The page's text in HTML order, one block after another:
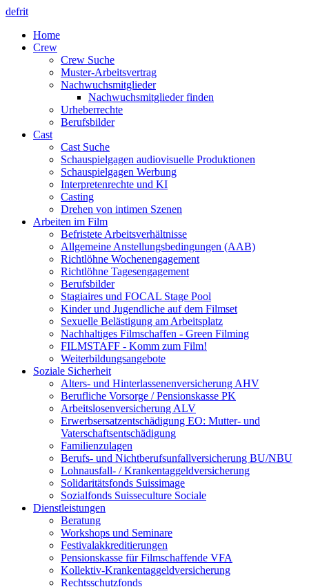
defrit
Home
Crew
Crew Suche
Muster-Arbeitsvertrag
Nachwuchsmitglieder
Nachwuchsmitglieder finden
Urheberrechte
Berufsbilder
Cast
Cast Suche
Schauspielgagen audiovisuelle Produktionen
Schauspielgagen Werbung
Interpretenrechte und KI
Casting
Drehen von intimen Szenen
Arbeiten im Film
Befristete Arbeitsverhältnisse
Allgemeine Anstellungsbedingungen (AAB)
Richtlöhne Wochenengagement
Richtlöhne Tagesengagement
Berufsbilder
Stagiaires und FOCAL Stage Pool
Kinder und Jugendliche auf dem Filmset
Sexuelle Belästigung am Arbeitsplatz
Nachhaltiges Filmschaffen - Green Filming
FILMSTAFF - Komm zum Film!
Weiterbildungsangebote
Soziale Sicherheit
Alters- und Hinterlassenenversicherung AHV
Berufliche Vorsorge / Pensionskasse PK
Arbeitslosenversicherung ALV
Erwerbsersatzentschädigung EO: Mutter- und
Vaterschaftsentschädigung
Familienzulagen
Berufs- und Nichtberufsunfallversicherung BU/NBU
Lohnausfall- / Krankentaggeldversicherung
Solidaritätsfonds Suissimage
Sozialfonds Suisseculture Sociale
Dienstleistungen
Beratung
Workshops und Seminare
Festivalakkreditierungen
Pensionskasse für Filmschaffende VFA
Kollektiv-Krankentaggeldversicherung
Rechtsschutzfonds